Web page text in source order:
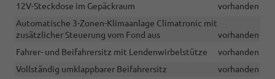
12V-Steckdose im Gepäckraum
vorhanden
Automatische 3-Zonen-Klimaanlage Climatronic mit
zusätzlicher Steuerung vom Fond aus
vorhanden
Fahrer- und Beifahrersitz mit Lendenwirbelstütze
vorhanden
Vollständig umklappbarer Beifahrersitz
vorhanden